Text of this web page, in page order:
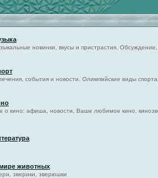
новинки, вкусы и пристрастия.
события и новости. Олимпийские виды
о кино: афиша, новости, Ваше любимое кино,
животных
зверики, зверюшки